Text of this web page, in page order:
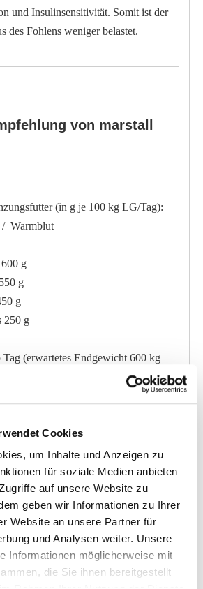
Cookies
um Inhalte und Anzeigen zu
für soziale Medien anbieten
auf unsere Website zu
geben wir Informationen zu Ihrer
Website an unsere Partner für
und Analysen weiter. Unsere
Informationen möglicherweise mit
die Sie ihnen bereitgestellt
und Insulinsensitivität. Somit ist der
des Fohlens weniger belastet.
von marstall
(in g je 100 kg LG/Tag):
/ Warmblut
g
g
g
250 g
(erwartetes Endgewicht 600 kg
Aktiv
- 0,50 bis 1,00 kg
kg - 1,20 bis 1,50 kg
kg - 1,50 bis 1,70 kg
500 kg - 1,70 bis 1,50 kg
können, wenn nötig, auch in
werden. Unsere Empfehlungen